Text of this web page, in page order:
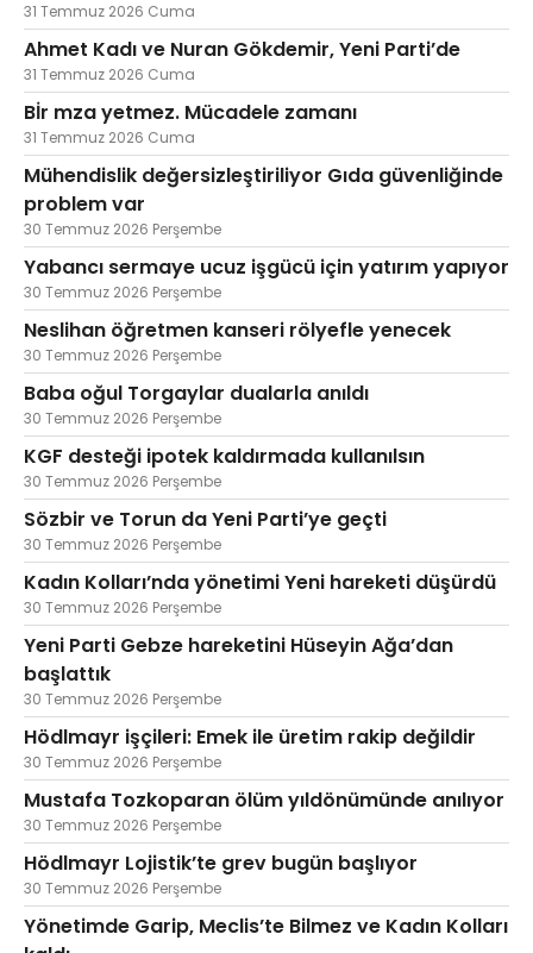
31 Temmuz 2026 Cuma
Ahmet Kadı ve Nuran Gökdemir, Yeni Parti’de
31 Temmuz 2026 Cuma
Bİr mza yetmez. Mücadele zamanı
31 Temmuz 2026 Cuma
Mühendislik değersizleştiriliyor Gıda güvenliğinde
problem var
30 Temmuz 2026 Perşembe
Yabancı sermaye ucuz işgücü için yatırım yapıyor
30 Temmuz 2026 Perşembe
Neslihan öğretmen kanseri rölyefle yenecek
30 Temmuz 2026 Perşembe
Baba oğul Torgaylar dualarla anıldı
30 Temmuz 2026 Perşembe
KGF desteği ipotek kaldırmada kullanılsın
30 Temmuz 2026 Perşembe
Sözbir ve Torun da Yeni Parti’ye geçti
30 Temmuz 2026 Perşembe
Kadın Kolları’nda yönetimi Yeni hareketi düşürdü
30 Temmuz 2026 Perşembe
Yeni Parti Gebze hareketini Hüseyin Ağa’dan
başlattık
30 Temmuz 2026 Perşembe
Hödlmayr işçileri: Emek ile üretim rakip değildir
30 Temmuz 2026 Perşembe
Mustafa Tozkoparan ölüm yıldönümünde anılıyor
30 Temmuz 2026 Perşembe
Hödlmayr Lojistik’te grev bugün başlıyor
30 Temmuz 2026 Perşembe
Yönetimde Garip, Meclis’te Bilmez ve Kadın Kolları